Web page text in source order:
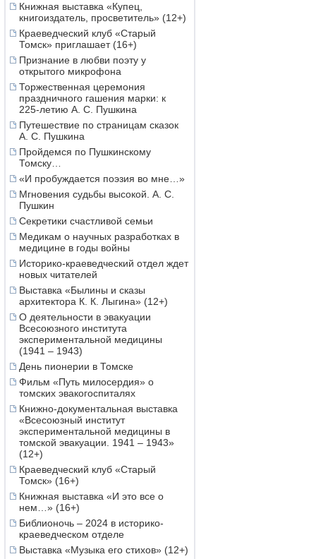
Книжная выставка «Купец,
книгоиздатель, просветитель» (12+)
Краеведческий клуб «Старый
Томск» приглашает (16+)
Признание в любви поэту у
открытого микрофона
Торжественная церемония
праздничного гашения марки: к
225-летию А. С. Пушкина
Путешествие по страницам сказок
А. С. Пушкина
Пройдемся по Пушкинскому
Томску…
«И пробуждается поэзия во мне…»
Мгновения судьбы высокой. А. С.
Пушкин
Секретики счастливой семьи
Медикам о научных разработках в
медицине в годы войны
Историко-краеведческий отдел ждет
новых читателей
Выставка «Былины и сказы
архитектора К. К. Лыгина» (12+)
О деятельности в эвакуации
Всесоюзного института
экспериментальной медицины
(1941 – 1943)
День пионерии в Томске
Фильм «Путь милосердия» о
томских эвакогоспиталях
Книжно-документальная выставка
«Всесоюзный институт
экспериментальной медицины в
томской эвакуации. 1941 – 1943»
(12+)
Краеведческий клуб «Старый
Томск» (16+)
Книжная выставка «И это все о
нем…» (16+)
Библионочь – 2024 в историко-
краеведческом отделе
Выставка «Музыка его стихов» (12+)